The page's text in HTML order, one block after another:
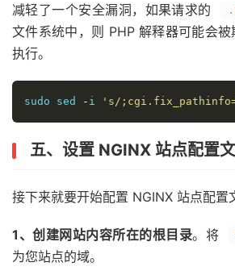
减轻了一个安全漏洞，如果请求的
文件系统中，则 PHP 解释器可能会
执行。
sudo sed
- i 's/
五、设置 NGINX 站点配置
接下来就要开始配置 NGINX 站点配置
1、创建网站内容所在的根目录。将
为您站点的域。